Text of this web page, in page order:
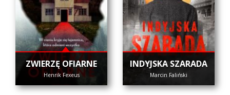
ZWIERZĘ OFIARNE
Henrik Fexeus
INDYJSKA SZARADA
Marcin Faliński